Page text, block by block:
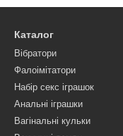
Каталог
Вібратори
Фалоімітатори
Набір секс іграшок
Анальні іграшки
Вагінальні кульки